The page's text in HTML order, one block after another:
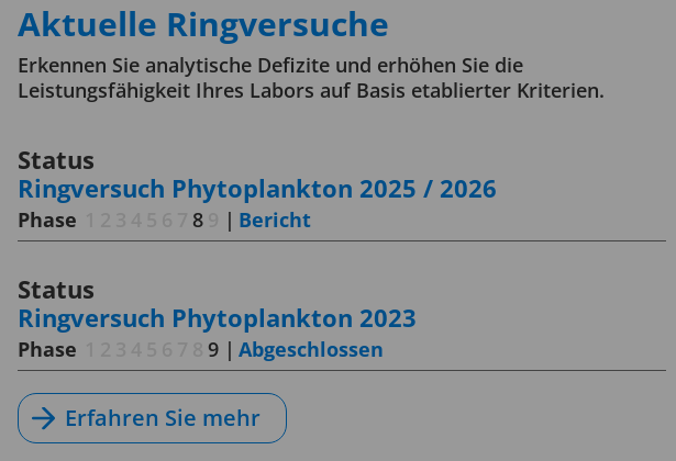
Aktuelle Ringversuche
Erkennen Sie analytische Defizite und erhöhen Sie die
Leistungsfähigkeit Ihres Labors auf Basis etablierter Kriterien.
Status
Ringversuch Phytoplankton 2025 / 2026
Phase 8 | Bericht
Status
Ringversuch Phytoplankton 2023
Phase 9 | Abgeschlossen
Erfahren Sie mehr